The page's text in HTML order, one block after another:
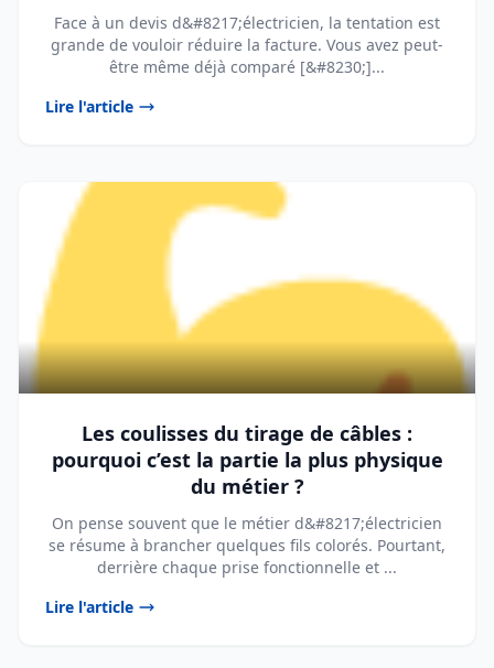
Face à un devis d&#8217;électricien, la tentation est
grande de vouloir réduire la facture. Vous avez peut-
être même déjà comparé [&#8230;]...
Lire l'article
Les coulisses du tirage de câbles :
pourquoi c’est la partie la plus physique
du métier ?
On pense souvent que le métier d&#8217;électricien
se résume à brancher quelques fils colorés. Pourtant,
derrière chaque prise fonctionnelle et ...
Lire l'article